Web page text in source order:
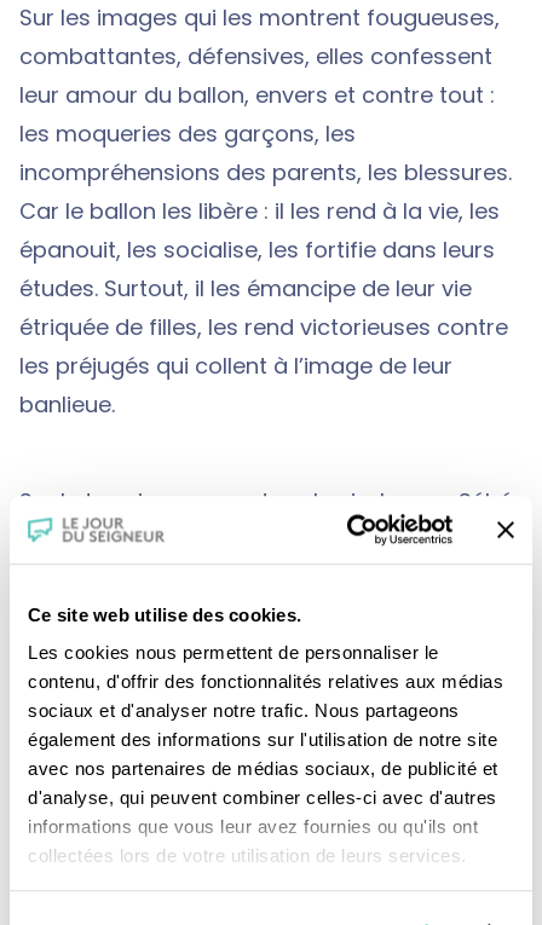
Ce site web utilise des cookies.
Les cookies nous permettent de personnaliser le
contenu, d'offrir des fonctionnalités relatives aux médias
sociaux et d'analyser notre trafic. Nous partageons
également des informations sur l'utilisation de notre site
avec nos partenaires de médias sociaux, de publicité et
d'analyse, qui peuvent combiner celles-ci avec d'autres
informations que vous leur avez fournies ou qu'ils ont
collectées lors de votre utilisation de leurs services.
Sur les images qui les montrent fougueuses,
combattantes, défensives, elles confessent
leur amour du ballon, envers et contre tout :
les moqueries des garçons, les
incompréhensions des parents, les blessures.
Car le ballon les libère : il les rend à la vie, les
épanouit, les socialise, les fortifie dans leurs
études. Surtout, il les émancipe de leur vie
étriquée de filles, les rend victorieuses contre
les préjugés qui collent à l’image de leur
banlieue.
Sur le terrain comme dans la vie, Imane, Sébé,
Vanessa, Elodie et les autres sont complices
témoignage sur la possible évolution des
mentalités qui force notre regard à la même
tolérance.
Une production : CFRT/ KTO / INJAM
PRODUCTION/ TELESSONNE